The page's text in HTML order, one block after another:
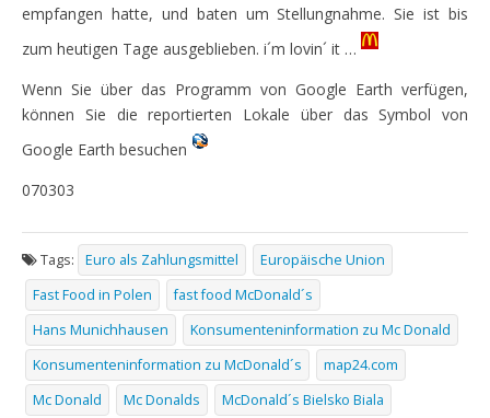
empfangen hatte, und baten um Stellungnahme. Sie ist bis
zum heutigen Tage ausgeblieben. i´m lovin´ it …
Wenn Sie über das Programm von Google Earth verfügen,
können Sie die reportierten Lokale über das Symbol von
Google Earth besuchen
070303
Tags: Euro als Zahlungsmittel
Europäische Union
Fast Food in Polen
fast food McDonald´s
Hans Munichhausen
Konsumenteninformation zu Mc Donald
Konsumenteninformation zu McDonald´s
map24.com
Mc Donald
Mc Donalds
McDonald´s Bielsko Biala